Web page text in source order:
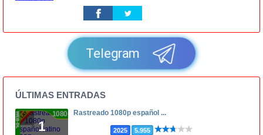
Telegram
ÚLTIMAS ENTRADAS
1
1080p Rastreado 1080p español ...
2025 5.955